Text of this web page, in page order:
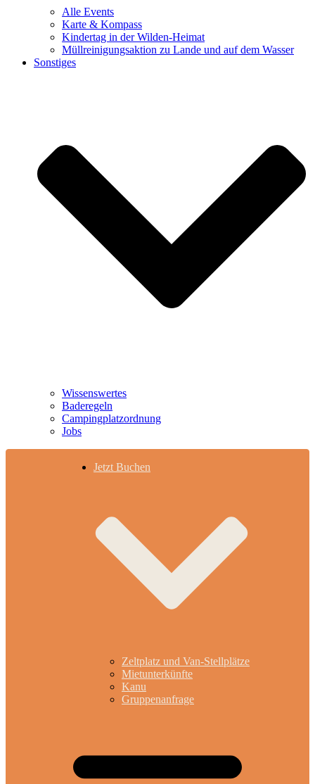
Alle Events
Karte & Kompass
Kindertag in der Wilden-Heimat
Müllreinigungsaktion zu Lande und auf dem Wasser
Sonstiges
Wissenswertes
Baderegeln
Campingplatzordnung
Jobs
Jetzt Buchen
Zeltplatz und Van-Stellplätze
Mietunterkünfte
Kanu
Gruppenanfrage